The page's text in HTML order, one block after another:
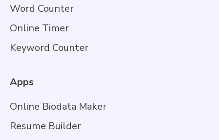
Word Counter
Online Timer
Keyword Counter
Apps
Online Biodata Maker
Resume Builder